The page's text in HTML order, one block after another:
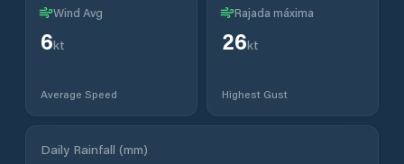
Wind Avg
6kt
Average Speed
Rajada máxima
26kt
Highest Gust
Daily Rainfall (mm)